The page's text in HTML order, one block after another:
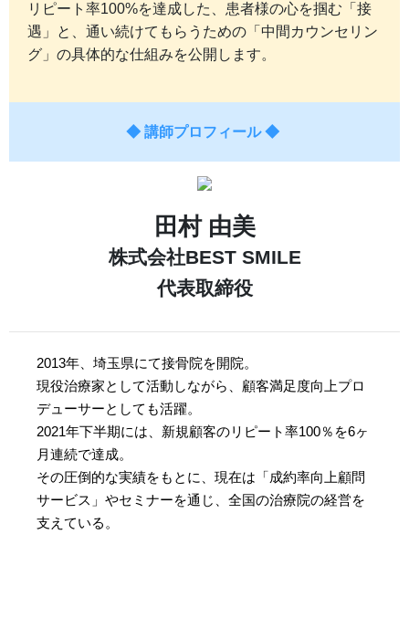
リピート率100%を達成した、患者様の心を掴む「接
遇」と、通い続けてもらうための「中間カウンセリン
グ」の具体的な仕組みを公開します。
◆ 講師プロフィール ◆
田村 由美
株式会社BEST SMILE
代表取締役
2013年、埼玉県にて接骨院を開院。
現役治療家として活動しながら、顧客満足度向上プロ
デューサーとしても活躍。
2021年下半期には、新規顧客のリピート率100％を6ヶ
月連続で達成。
その圧倒的な実績をもとに、現在は「成約率向上顧問
サービス」やセミナーを通じ、全国の治療院の経営を
支えている。